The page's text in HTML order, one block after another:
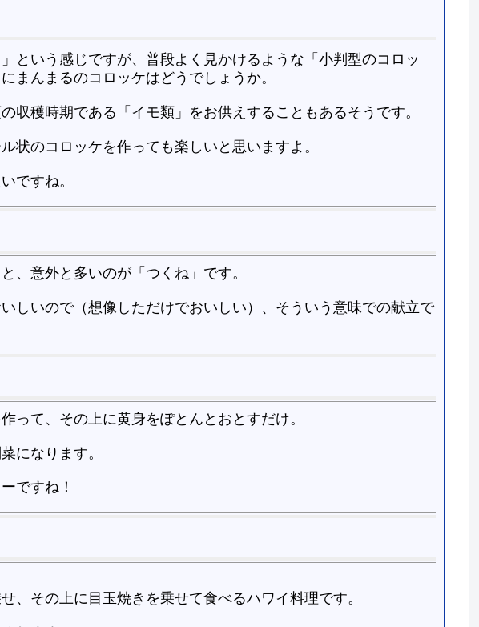
という感じですが、普段よく見かけるような「小判型のコロッ
まんまるのコロッケはどうでしょうか。
収穫時期である「イモ類」をお供えすることもあるそうです。
状のコロッケを作っても楽しいと思いますよ。
ですね。
、意外と多いのが「つくね」です。
しいので（想像しただけでおいしい）、そういう意味での献立で
って、その上に黄身をぽとんとおとすだけ。
になります。
ですね！
、その上に目玉焼きを乗せて食べるハワイ料理です。